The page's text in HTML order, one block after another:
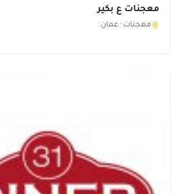
معجنات ع بكير
معجنات · عمان